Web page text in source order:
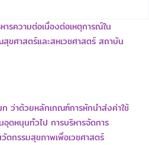
รความต่อเนื่องต่อเหตุการณ์ใน
ขศาสตร์และสหเวชศาสตร์ สถาบัน
ก ว่าด้วยหลักเกณฑ์การหักนำส่งค่าใช้
ดหนุนทั่วไป การบริหารจัดการ
กรรมสุขภาพเพื่อเวชศาสตร์